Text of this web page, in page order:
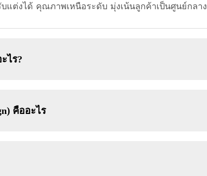
ต่งได้ คุณภาพเหนือระดับ มุ่งเน้นลูกค้าเป็นศูนย์กลาง
ไร?
คืออะไร